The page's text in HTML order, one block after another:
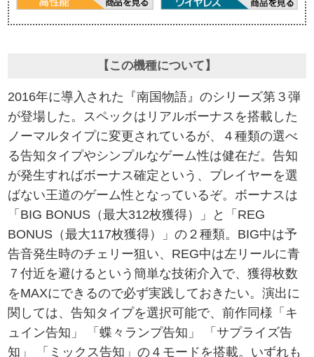
【この機種について】
2016年に導入された『南国物語』のシリーズ第３弾
が登場した。スペックはリアルボーナスを搭載した
ノーマルタイプに変更されているが、４種類の選べ
る告知タイプやシンプルなゲーム性は健在だ。告知
が発生すればボーナス確定という、プレイヤーを選
ばない王道のゲーム性となっているぞ。ボーナスは
「BIG BONUS（最大312枚獲得）」と「REG
BONUS（最大117枚獲得）」の２種類。BIG中は予
告音発生時のチェリー狙い、REG中は左リールに青
７付近を避けるという簡単な技術介入で、獲得枚数
をMAXにできるので必ず実践しておきたい。演出に
関しては、告知タイプを選択可能で、前作同様「キ
ュイン告知」 「蝶々ランプ告知」 「サプライズ告
知」 「ミックス告知」の４モードを搭載。いずれも